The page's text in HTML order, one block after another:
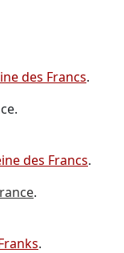
des Francs.
des Francs.
.
.